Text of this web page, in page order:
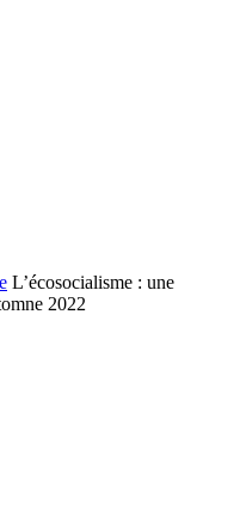
L’écosocialisme : une
2022